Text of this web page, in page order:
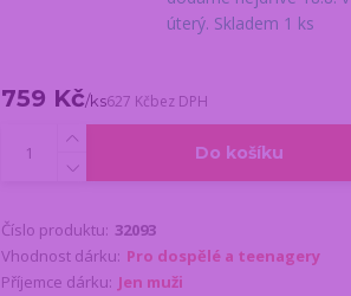
úterý. Skladem 1 ks
759 Kč/ks627 Kčbez DPH
Do košíku
Číslo produktu: 32093
Vhodnost dárku: Pro dospělé a teenagery
Příjemce dárku: Jen muži